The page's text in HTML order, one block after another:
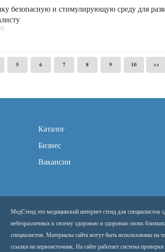
безопасную и стимулирующую среду для
5 6 7 8 9 10 >>
Каталог
Бизнес
Вакансии
МедСтенд это медицинский интернет стенд для специалистов
небезразличных к своему здоровью и здоровью своих
специалистов. Материалы сайта могут быть использованы на
ссылки на первоисточник. На сайте работает система